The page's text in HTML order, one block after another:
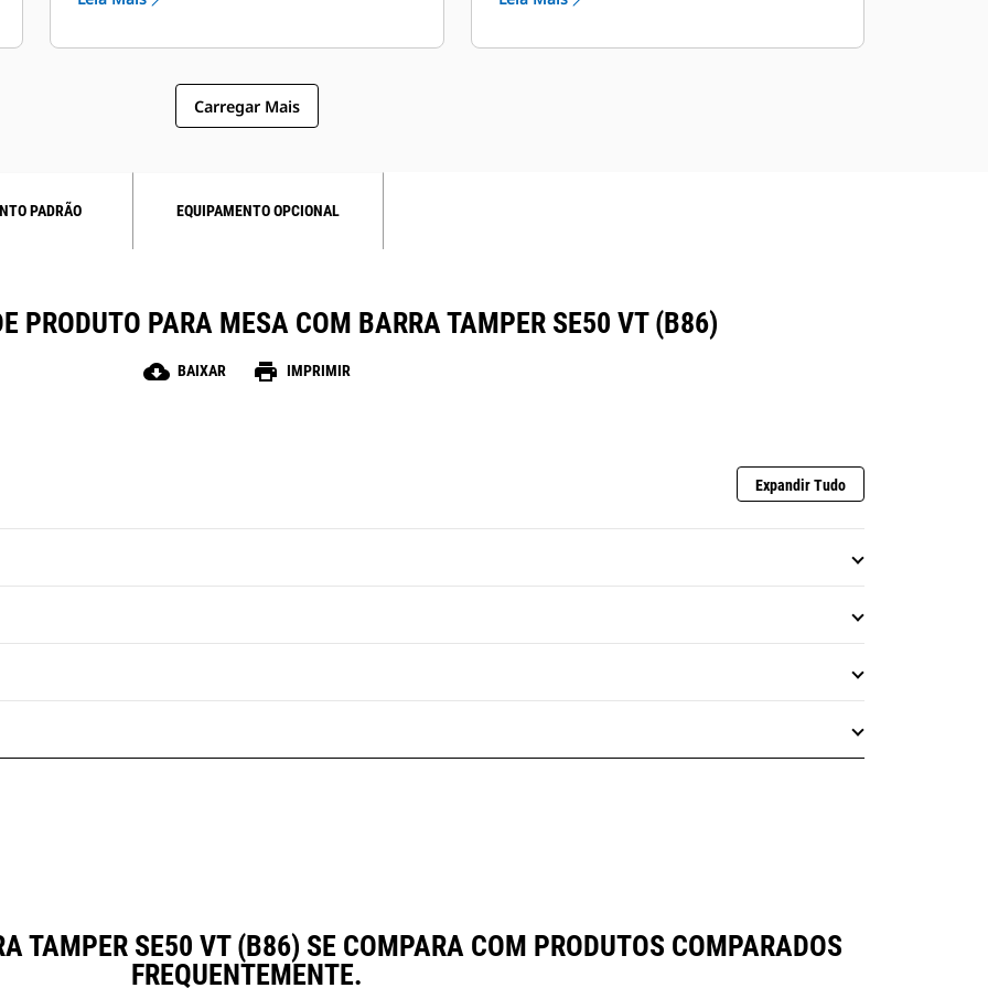
continue em caso de falha no sensor
Nivelamento Automático fornece
Carregar Mais
PADRÃO EQUIPAMENTO OPCIONAL
PRODUTO PARA MESA COM BARRA TAMPER SE50 VT (B86)
cloud_download BAIXAR print IMPRIMIR
Expandir Tudo
TAMPER SE50 VT (B86) SE COMPARA COM PRODUTOS COMPARADOS
FREQUENTEMENTE.